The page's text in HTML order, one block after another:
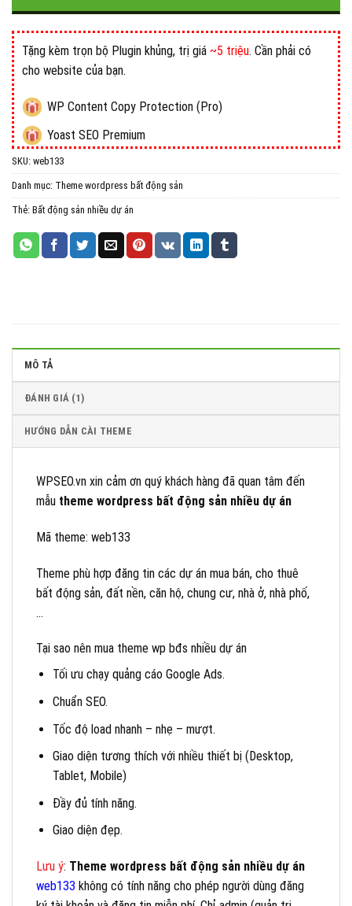
Tặng kèm trọn bộ Plugin khủng, trị giá ~5 triệu. Cần phải có
cho website của bạn.
WP Content Copy Protection (Pro)
Yoast SEO Premium
All in One WP Migration Unlimited Extension
iThemes Security Pro
Wordfence Security Premium
SKU: web133
Danh mục: Theme wordpress bất động sản
Thẻ: Bất động sản nhiều dự án
MÔ TẢ
ĐÁNH GIÁ (1)
HƯỚNG DẪN CÀI THEME
WPSEO.vn xin cảm ơn quý khách hàng đã quan tâm đến
mẫu theme wordpress bất động sản nhiều dự án
Mã theme: web133
Theme phù hợp đăng tin các dự án mua bán, cho thuê
bất động sản, đất nền, căn hộ, chung cư, nhà ở, nhà phố,
…
Tại sao nên mua theme wp bđs nhiều dự án
Tối ưu chạy quảng cáo Google Ads.
Chuẩn SEO.
Tốc độ load nhanh – nhẹ – mượt.
Giao diện tương thích với nhiều thiết bị (Desktop,
Tablet, Mobile)
Đầy đủ tính năng.
Giao diện đẹp.
Lưu ý: Theme wordpress bất động sản nhiều dự án
web133 không có tính năng cho phép người dùng đăng